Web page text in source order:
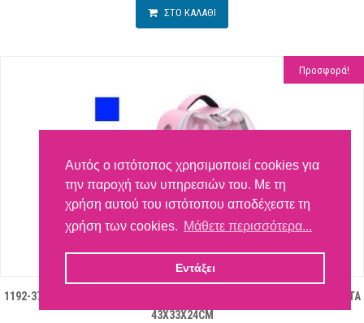
Αυτός ο ιστότοπος χρησιμοποιεί cookies για
την παροχή των υπηρεσιών του. Με τη
χρήση αυτού του ιστότοπου αποδέχεστε τη
χρήση των cookies. Μάθετε περισσότερα...
Εντάξει
ΣΤΟ ΚΑΛΑΘΙ
Προσφορά!
1192-37 MIZOO ΤΣΑΝΤΑ ΠΛΑΤΗΣ ΜΕΤΑΦΟΡΑΣ ΣΚΥΛΟΥ - ΓΑΤΑΣ 4 ΧΡΩΜΑΤΑ
43X33X24CM